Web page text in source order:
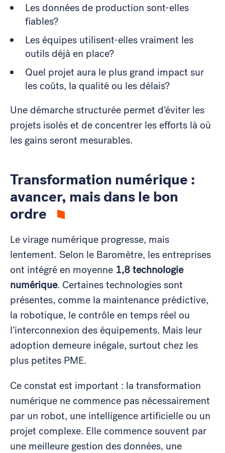
Les données de production sont-elles
fiables?
Les équipes utilisent-elles vraiment les
outils déjà en place?
Quel projet aura le plus grand impact sur
les coûts, la qualité ou les délais?
Une démarche structurée permet d’éviter les
projets isolés et de concentrer les efforts là où
les gains seront mesurables.
Transformation numérique :
avancer, mais dans le bon
ordre
Le virage numérique progresse, mais
lentement. Selon le Baromètre, les entreprises
ont intégré en moyenne 1,8 technologie
numérique. Certaines technologies sont
présentes, comme la maintenance prédictive,
la robotique, le contrôle en temps réel ou
l’interconnexion des équipements. Mais leur
adoption demeure inégale, surtout chez les
plus petites PME.
Ce constat est important : la transformation
numérique ne commence pas nécessairement
par un robot, une intelligence artificielle ou un
projet complexe. Elle commence souvent par
une meilleure gestion des données, une